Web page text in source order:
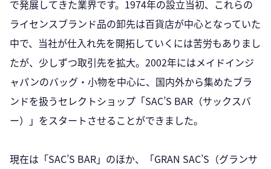
で発展してきた業界です。1974年の設立当初、これらの
ライセンスブランド品の卸先は百貨店が中心となっていた
中で、当社が仕入れ先を開拓していくには苦労もありまし
たが、少しずつ取引先を拡大。2002年にはメイドインジ
ャパンのバッグ・小物を中心に、国内外から集めたブラ
ンドを扱うセレクトショップ「SAC’S BAR（サックスバ
ー）」をスタートさせることができました。
現在は「SAC’S BAR」のほか、「GRAN SAC’S（グランサ